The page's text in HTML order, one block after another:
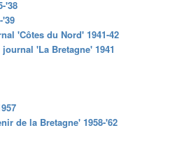
'38
'39
'Côtes du Nord' 1941-42
'La Bretagne' 1941
de la Bretagne' 1958-'62